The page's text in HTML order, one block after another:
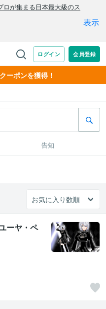
ーポンを獲得！
告知
ーヤ・ペ